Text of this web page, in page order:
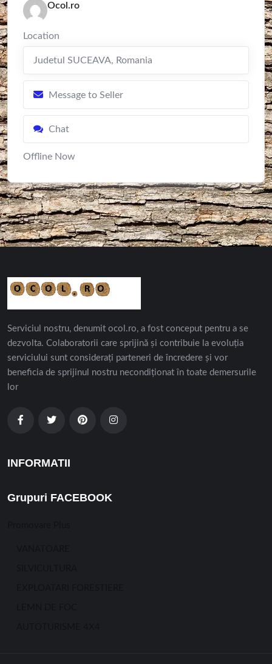
Ocol.ro
Location
Judetul SUCEAVA, Romania
Message to Seller
Chat
Offline Now
Serviciul nostru, denumit ocol.ro, a fost conceput pentru a se
dezvolta. Colaboratorii care sprijină și contribuie la evoluția
serviciului sunt considerați parteneri de încredere și vor
beneficia de sprijinul nostru necondiționat în toate demersurile
lor
INFORMATII
Grupuri FACEBOOK